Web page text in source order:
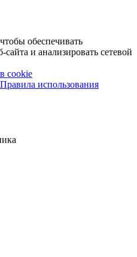
обеспечивать
и анализировать сетевой
cookie
Правила использования